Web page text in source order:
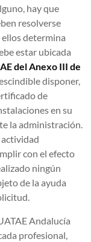
hay que
resolverse
ellos determina
estar ubicada
del Anexo III de
disponer,
de
en su
la administración.
con el efecto
ningún
de la ayuda
Andalucía
profesional,